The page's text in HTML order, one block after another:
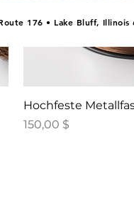
Hochfeste
Preis
150,00 $
176 • Lake Bluff, Illinois